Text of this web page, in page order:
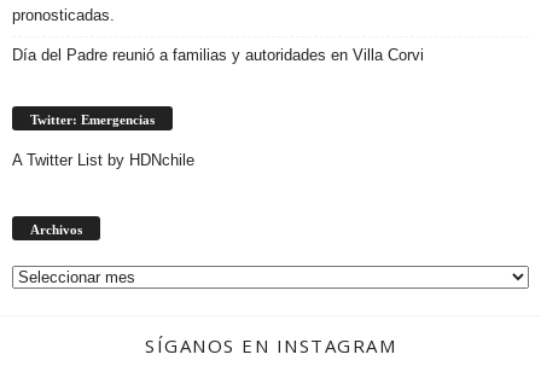
pronosticadas.
Día del Padre reunió a familias y autoridades en Villa Corvi
Twitter: Emergencias
A Twitter List by HDNchile
Archivos
SÍGANOS EN INSTAGRAM